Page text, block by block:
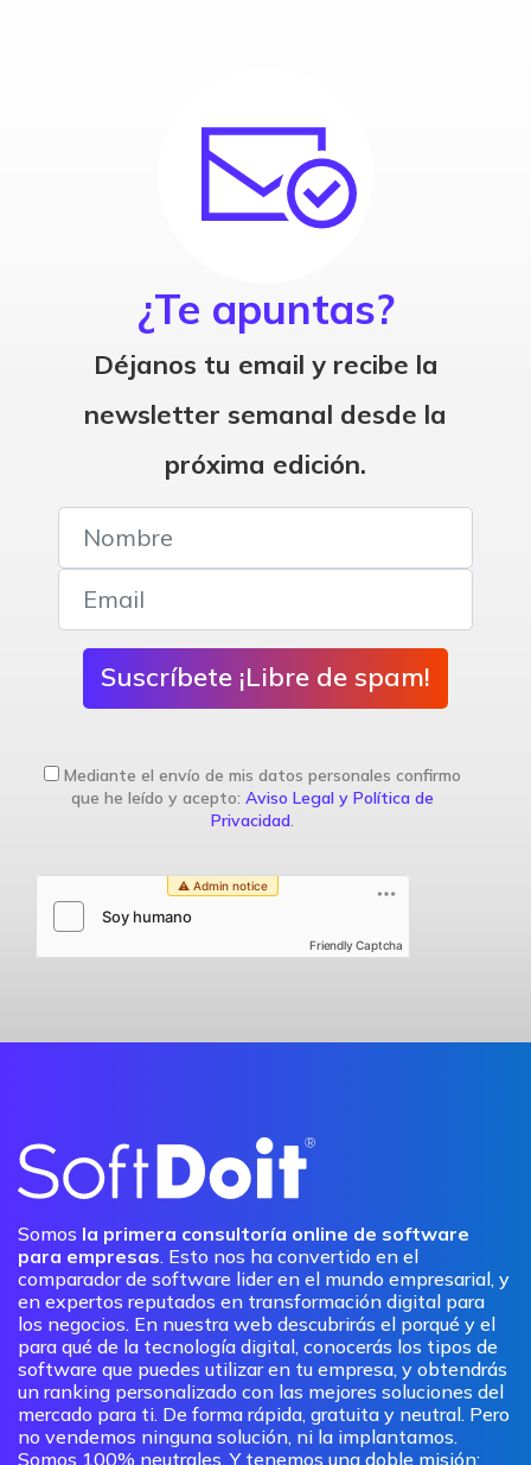
¿Te apuntas?
Déjanos tu email y recibe la
newsletter semanal desde la
próxima edición.
Suscríbete ¡Libre de spam!
Mediante el envío de mis datos personales confirmo
que he leído y acepto: Aviso Legal y Política de
Privacidad.
Friendly Captcha
Somos la primera consultoría online de software
para empresas. Esto nos ha convertido en el
comparador de software lider en el mundo empresarial, y
en expertos reputados en transformación digital para
los negocios. En nuestra web descubrirás el porqué y el
para qué de la tecnología digital, conocerás los tipos de
software que puedes utilizar en tu empresa, y obtendrás
un ranking personalizado con las mejores soluciones del
mercado para ti. De forma rápida, gratuita y neutral. Pero
no vendemos ninguna solución, ni la implantamos.
Somos 100% neutrales. Y tenemos una doble misión: